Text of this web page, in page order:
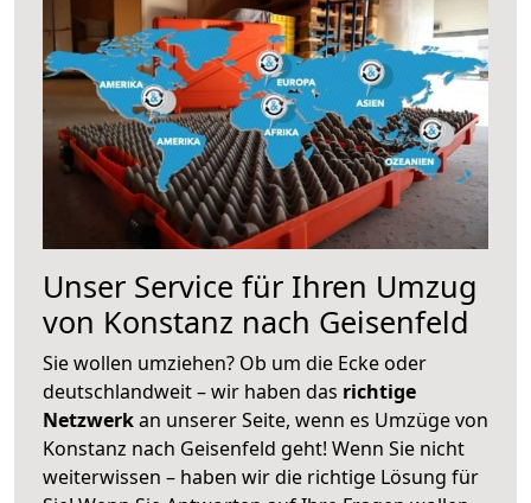
Unser Service für Ihren Umzug
von Konstanz nach Geisenfeld
Sie wollen umziehen? Ob um die Ecke oder
deutschlandweit – wir haben das richtige
Netzwerkan unserer Seite, wenn es Umzüge von
Konstanz nach Geisenfeld geht! Wenn Sie nicht
weiterwissen – haben wir die richtige Lösung für